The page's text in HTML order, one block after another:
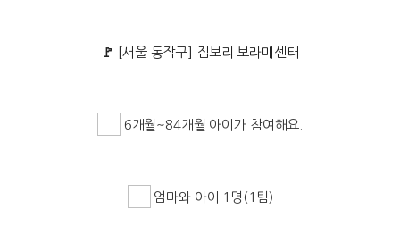
🚩 [서울 동작구] 짐보리 보라매센터
6개월~84개월 아이가 참여해요.
엄마와 아이 1명(1팀)